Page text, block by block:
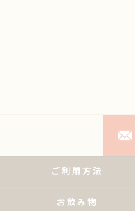
ご利用方法
お飲み物